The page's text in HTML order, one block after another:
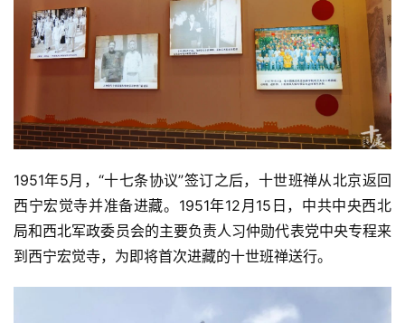
资
讯
僧
音
高
访
谈
1951年5月，“十七条协议”签订之后，十世班禅从北京返回
西宁宏觉寺并准备进藏。1951年12月15日，中共中央西北
局和西北军政委员会的主要负责人习仲勋代表党中央专程来
到西宁宏觉寺，为即将首次进藏的十世班禅送行。